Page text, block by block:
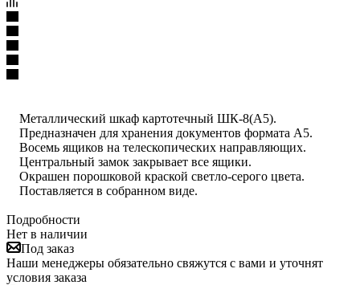
Металлический шкаф картотечный ШК-8(A5).
Предназначен для хранения документов формата А5.
Восемь ящиков на телескопических направляющих.
Центральный замок закрывает все ящики.
Окрашен порошковой краской светло-серого цвета.
Поставляется в собранном виде.
Подробности
Нет в наличии
Под заказ
Наши менеджеры обязательно свяжутся с вами и уточнят
условия заказа